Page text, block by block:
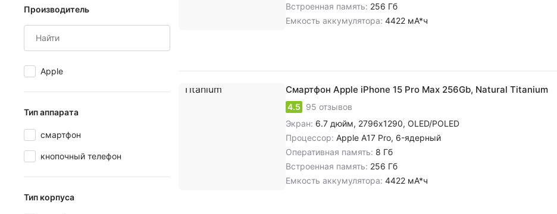
Производитель
Apple
Тип аппарата
смартфон
кнопочный телефон
Тип корпуса
Встроенная память: 256 Гб
Емкость аккумулятора: 4422 мА*ч
Смартфон Apple iPhone 15 Pro Max 256Gb, Natural Titanium
4.5
95 отзывов
Экран: 6.7 дюйм, 2796x1290, OLED/POLED
Процессор: Apple A17 Pro, 6-ядерный
Оперативная память: 8 Гб
Встроенная память: 256 Гб
Емкость аккумулятора: 4422 мА*ч